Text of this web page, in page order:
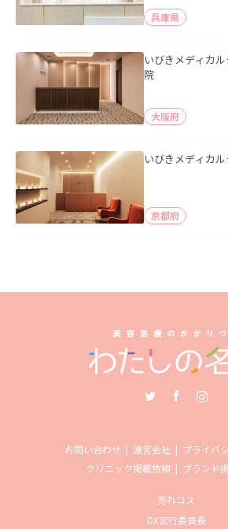
兵庫県
いびきメディカ
院
大阪府
いびきメディカ
京都府
お問い合わせ 運営会社
プライバ
クリニック掲載依頼
ブランド
売れコス
DX実行委員長